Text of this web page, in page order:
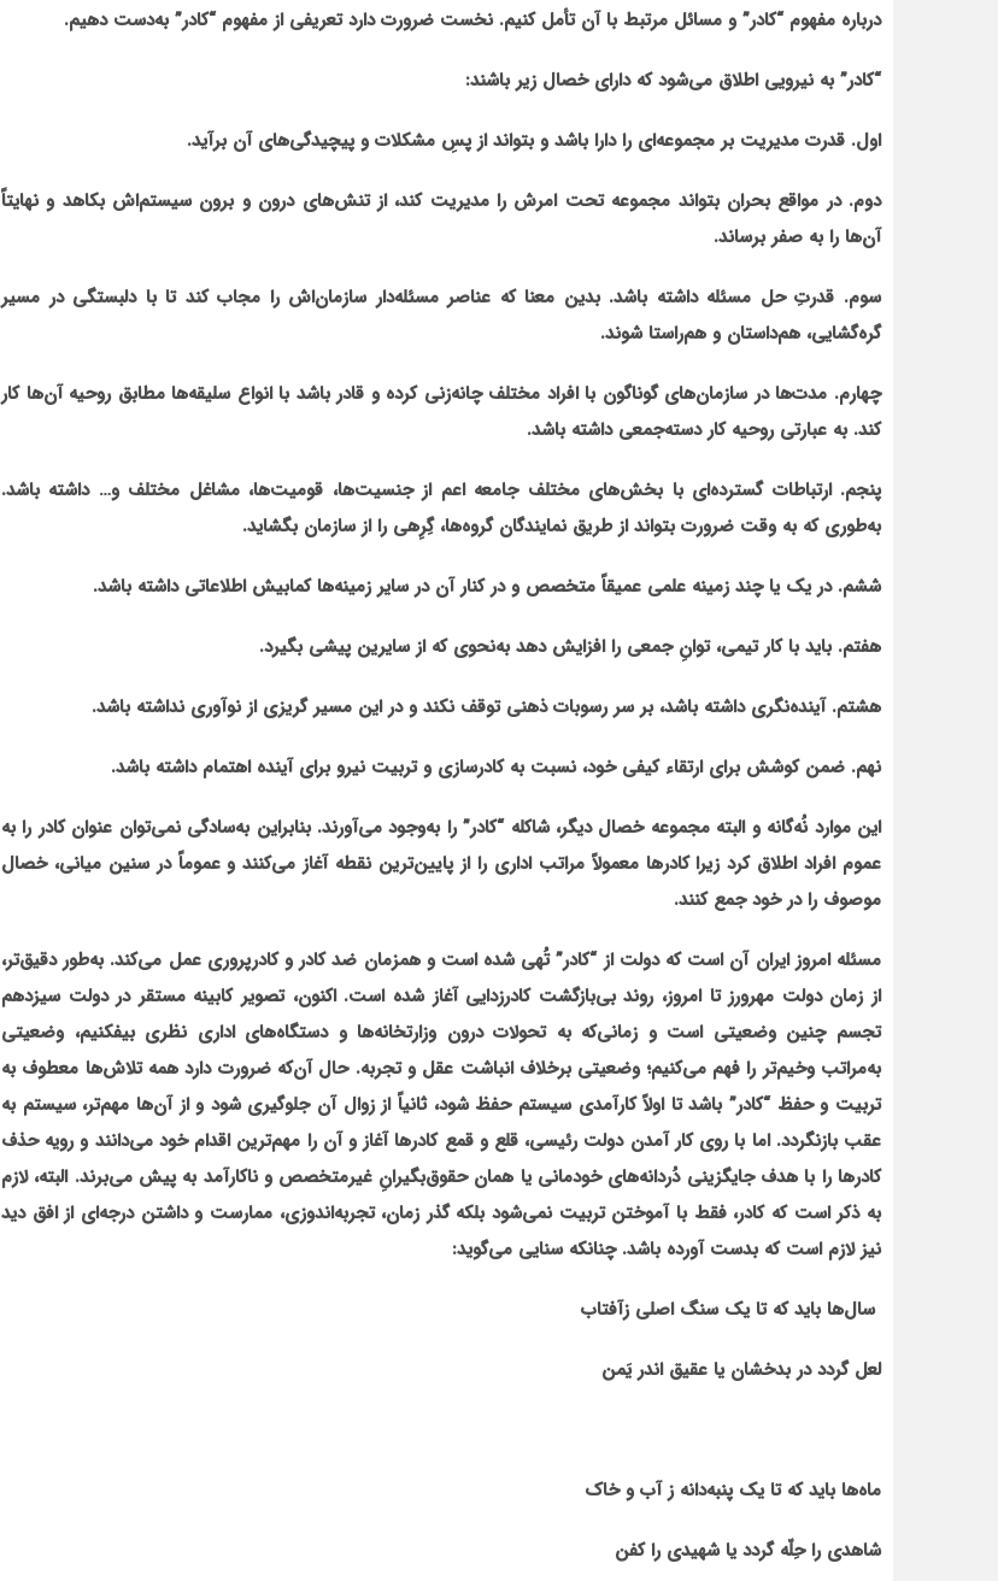
درباره مفهوم “کادر” و مسائل مرتبط با آن تأمل کنیم. نخست ضرورت دارد تعریفی از مفهوم “کادر” به‌دست دهیم.
“کادر” به نیرویی اطلاق می‌شود که دارای خصال زیر باشند:
اول. قدرت مدیریت بر مجموعه‌ای را دارا باشد و بتواند از پسِ مشکلات و پیچیدگی‌های آن برآید.
دوم. در مواقع بحران بتواند مجموعه‌ تحت امرش را مدیریت کند، از تنش‌های درون و برون سیستم‌اش بکاهد و نهایتاً
آن‌ها را به صفر برساند.
سوم. قدرتِ حل مسئله داشته باشد. بدین معنا که عناصر مسئله‌دار سازمان‌اش را مجاب کند تا با دلبستگی‌ در مسیر
گره‌گشایی، هم‌داستان و هم‌‌راستا شوند.
چهارم. مدت‌ها در سازمان‌های گوناگون با افراد مختلف چانه‌زنی کرده و قادر باشد با انواع سلیقه‌ها مطابق روحیه آن‌ها کار
کند. به عبارتی روحیه کار دسته‌جمعی داشته باشد.
پنجم. ارتباطات گسترده‌ای با بخش‌های مختلف جامعه اعم از جنسیت‌ها، قومیت‌ها، مشاغل مختلف و… داشته باشد.
به‌طوری که به وقت ضرورت بتواند از طریق نمایندگان گروه‌ها، گِرِهی را از سازمان بگشاید.
ششم. در یک یا چند زمینه علمی عمیقاً متخصص و در کنار آن در سایر زمینه‌ها کمابیش اطلاعاتی داشته باشد.
هفتم. باید با کار تیمی، توانِ جمعی را افزایش دهد به‌نحوی که از سایرین پیشی بگیرد.
هشتم. آینده‌نگری داشته باشد، بر سر رسوبات ذهنی توقف نکند و در این مسیر گریزی از نوآوری نداشته باشد.
نهم. ضمن کوشش برای ارتقاء کیفی خود، نسبت به کادرسازی و تربیت نیرو برای آینده اهتمام داشته باشد.
این‌ موارد نُه‌گانه و البته مجموعه خصال دیگر، شاکله‌ “کادر” را به‌وجود می‌آورند. بنابراین به‌سادگی نمی‌توان عنوان کادر را به
عموم افراد اطلاق کرد زیرا کادرها معمولاً مراتب اداری را از پایین‌ترین نقطه آغاز می‌کنند و عموماً در سنین میانی، خصال
موصوف را در خود جمع کنند.
مسئله امروز ایران آن است که دولت از “کادر” تُهی شده است و همزمان ضد کادر و کادرپروری عمل می‌کند. به‌طور دقیق‌تر،
از زمان دولت مهرورز تا امروز، روند بی‌بازگشت کادرزدایی آغاز شده است. اکنون، تصویر کابینه مستقر در دولت سیزدهم
تجسم چنین وضعیتی است و زمانی‌که به تحولات درون وزارتخانه‌ها و دستگاه‌های اداری نظری بیفکنیم، وضعیتی
به‌مراتب وخیم‌تر را فهم می‌کنیم؛ وضعیتی برخلاف انباشت عقل و تجربه. حال آن‌که ضرورت دارد همه تلاش‌ها معطوف به
تربیت و حفظ “کادر” باشد تا اولاً کارآمدی سیستم حفظ شود، ثانیاً از زوال آن جلوگیری شود و از آن‌ها مهم‌تر، سیستم به
عقب بازنگردد. اما با روی کار آمدن دولت رئیسی، قلع و قمع کادرها آغاز و آن را مهم‌ترین اقدام خود می‌دانند و رویه حذف
کادرها را با هدف جایگزینی دُردانه‌های خودمانی یا همان حقوق‌بگیرانِ غیرمتخصص و ناکارآمد به پیش می‌برند. البته، لازم
به ذکر است که کادر، فقط با آموختن تربیت نمی‌شود بلکه گذر زمان، تجربه‌اندوزی، ممارست و داشتن درجه‌ای از افق دید
نیز لازم است که بدست آورده باشد. چنانکه سنایی می‌گوید:
سال‌ها باید که تا یک سنگ اصلی ز‌آفتاب
لعل گردد در بدخشان یا عقیق اندر یَمن
ماه‌ها باید که تا یک پنبه‌دانه ز آب و خاک
شاهدی را حِلّه گردد یا شهیدی را کفن